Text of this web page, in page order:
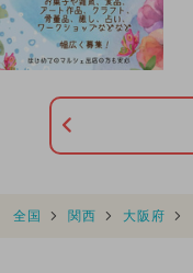
全国 関西 大阪府